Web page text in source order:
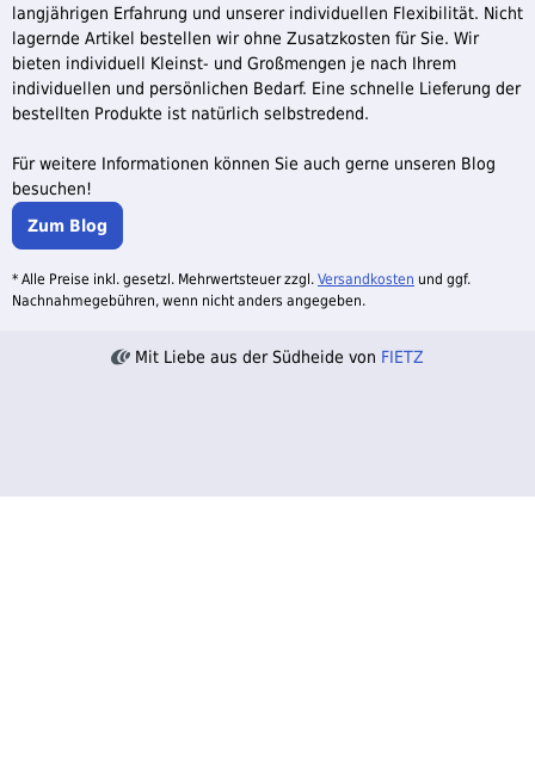
langjährigen Erfahrung und unserer individuellen Flexibilität. Nicht
lagernde Artikel bestellen wir ohne Zusatzkosten für Sie. Wir
bieten individuell Kleinst- und Großmengen je nach Ihrem
individuellen und persönlichen Bedarf. Eine schnelle Lieferung der
bestellten Produkte ist natürlich selbstredend.
Für weitere Informationen können Sie auch gerne unseren Blog
besuchen!
Zum Blog
* Alle Preise inkl. gesetzl. Mehrwertsteuer zzgl. Versandkosten und ggf.
Nachnahmegebühren, wenn nicht anders angegeben.
Mit Liebe aus der Südheide von FIETZ